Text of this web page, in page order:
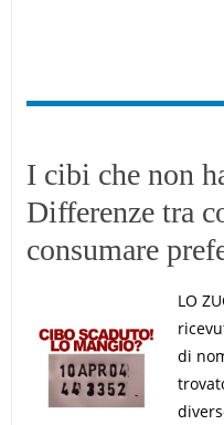
I cibi che non
Differenze tra
consumare
LO
di